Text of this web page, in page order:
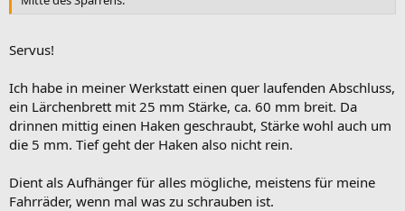
Servus!
Ich habe in meiner Werkstatt einen quer laufenden Abschluss,
ein Lärchenbrett mit 25 mm Stärke, ca. 60 mm breit. Da
drinnen mittig einen Haken geschraubt, Stärke wohl auch um
die 5 mm. Tief geht der Haken also nicht rein.
Dient als Aufhänger für alles mögliche, meistens für meine
Fahrräder, wenn mal was zu schrauben ist.